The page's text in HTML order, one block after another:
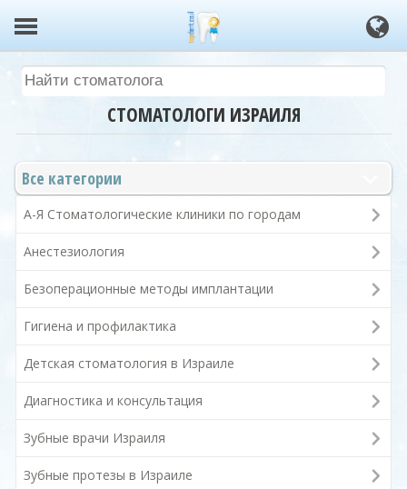
СТОМАТОЛОГИ ИЗРАИЛЯ
Все категории
А-Я Стоматологические клиники по городам
Анестезиология
Безоперационные методы имплантации
Гигиена и профилактика
Детская стоматология в Израиле
Диагностика и консультация
Зубные врачи Израиля
Зубные протезы в Израиле